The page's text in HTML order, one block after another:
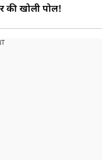
खोली पोल!